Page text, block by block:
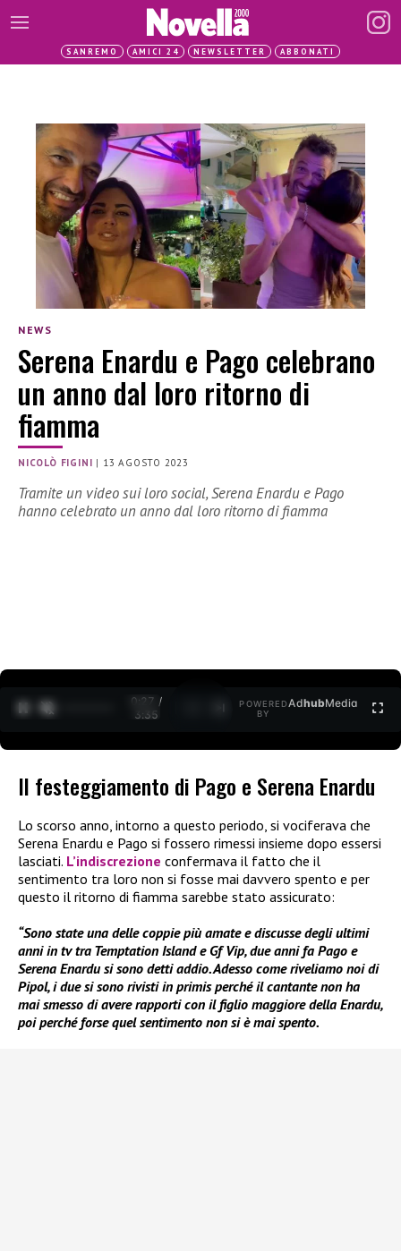
SANREMO AMICI 24 NEWSLETTER ABBONATI
NEWS
Serena Enardu e Pago celebrano
un anno dal loro ritorno di
fiamma
NICOLÒ FIGINI | 13 AGOSTO 2023
Tramite un video sui loro social, Serena Enardu e Pago
hanno celebrato un anno dal loro ritorno di fiamma
0:28 /
3:35
POWERED
BY
AdhubMedia
Il festeggiamento di Pago e Serena Enardu
Lo scorso anno, intorno a questo periodo, si vociferava che
Serena Enardu e Pago si fossero rimessi insieme dopo essersi
lasciati. L’indiscrezione confermava il fatto che il
sentimento tra loro non si fosse mai davvero spento e per
questo il ritorno di fiamma sarebbe stato assicurato:
“Sono state una delle coppie più amate e discusse degli ultimi
anni in tv tra Temptation Island e Gf Vip, due anni fa Pago e
Serena Enardu si sono detti addio. Adesso come riveliamo noi di
Pipol, i due si sono rivisti in primis perché il cantante non ha
mai smesso di avere rapporti con il figlio maggiore della Enardu,
poi perché forse quel sentimento non si è mai spento.